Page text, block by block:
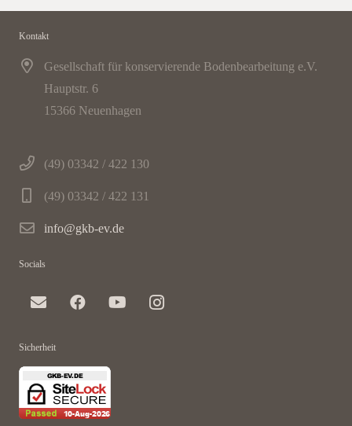
Kontakt
Gesellschaft für konservierende Bodenbearbeitung e.V.
Hauptstr. 6
15366 Neuenhagen
(49) 03342 / 422 130
(49) 03342 / 422 131
info@gkb-ev.de
Socials
Sicherheit